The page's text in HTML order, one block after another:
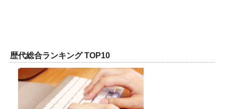
歴代総合ランキング TOP10